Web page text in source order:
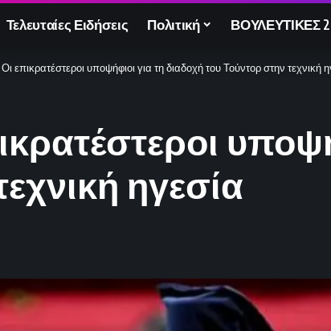
Τελευταίες Ειδήσεις Πολιτική ΒΟΥΛΕΥΤΙΚΕΣ
επικρατέστεροι υποψήφιοι για τη διαδοχή του Τούντορ στην τεχνική
ηγεσία